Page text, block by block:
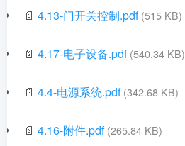
📄 4.13-门开关控制.pdf (515 KB)
📄 4.17-电子设备.pdf (540.34 KB)
📄 4.4-电源系统.pdf (342.68 KB)
📄 4.16-附件.pdf (265.84 KB)